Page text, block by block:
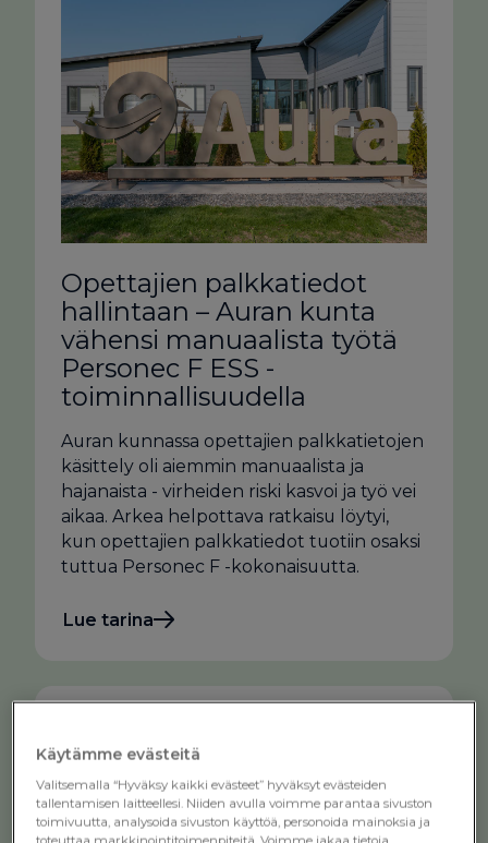
Opettajien palkkatiedot
hallintaan – Auran kunta
vähensi manuaalista työtä
Personec F ESS -
toiminnallisuudella
Auran kunnassa opettajien palkkatietojen
käsittely oli aiemmin manuaalista ja
hajanaista - virheiden riski kasvoi ja työ vei
aikaa. Arkea helpottava ratkaisu löytyi,
kun opettajien palkkatiedot tuotiin osaksi
tuttua Personec F -kokonaisuutta.
Lue tarina
Käytämme evästeitä
Valitsemalla “Hyväksy kaikki evästeet” hyväksyt evästeiden
tallentamisen laitteellesi. Niiden avulla voimme parantaa sivuston
toimivuutta, analysoida sivuston käyttöä, personoida mainoksia ja